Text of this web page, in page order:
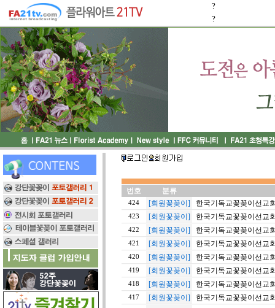
?
?
번호 분류
424 [회원꽃꽂이] 한국기독교꽃꽂이선교
423 [회원꽃꽂이] 한국기독교꽃꽂이선교
422 [회원꽃꽂이] 한국기독교꽃꽂이선교
421 [회원꽃꽂이] 한국기독교꽃꽂이선교
420 [회원꽃꽂이] 한국기독교꽃꽂이선교
419 [회원꽃꽂이] 한국기독교꽃꽂이선교
418 [회원꽃꽂이] 한국기독교꽃꽂이선교
417 [회원꽃꽂이] 한국기독교꽃꽂이선교